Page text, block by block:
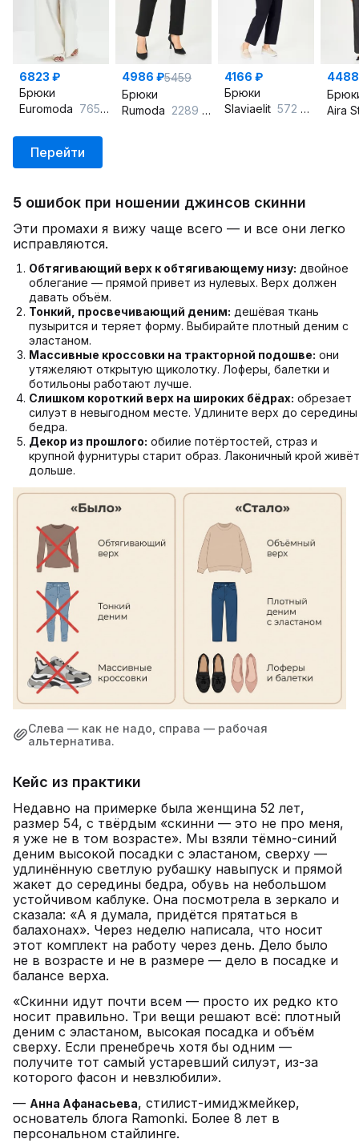
6823 ₽
Брюки
Euromoda 765 молочный
4986 ₽5459
Брюки
Rumoda 2289 черный
4166 ₽
Брюки
Slaviaelit 572 синий
Aira
Перейти
5 ошибок при ношении джинсов скинни
Эти промахи я вижу чаще всего — и все они легко
исправляются.
Обтягивающий верх к обтягивающему низу: двойное
облегание — прямой привет из нулевых. Верх должен
давать объём.
Тонкий, просвечивающий деним: дешёвая ткань
пузырится и теряет форму. Выбирайте плотный деним с
эластаном.
Массивные кроссовки на тракторной подошве: они
утяжеляют открытую щиколотку. Лоферы, балетки и
ботильоны работают лучше.
Слишком короткий верх на широких бёдрах: обрезает
силуэт в невыгодном месте. Удлините верх до середины
бедра.
Декор из прошлого: обилие потёртостей, страз и
крупной фурнитуры старит образ. Лаконичный крой живёт
дольше.
Слева — как не надо, справа — рабочая
альтернатива.
Кейс из практики
Недавно на примерке была женщина 52 лет,
размер 54, с твёрдым «скинни — это не про меня,
я уже не в том возрасте». Мы взяли тёмно-синий
деним высокой посадки с эластаном, сверху —
удлинённую светлую рубашку навыпуск и прямой
жакет до середины бедра, обувь на небольшом
устойчивом каблуке. Она посмотрела в зеркало и
сказала: «А я думала, придётся прятаться в
балахонах». Через неделю написала, что носит
этот комплект на работу через день. Дело было
не в возрасте и не в размере — дело в посадке и
балансе верха.
«Скинни идут почти всем — просто их редко кто
носит правильно. Три вещи решают всё: плотный
деним с эластаном, высокая посадка и объём
сверху. Если пренебречь хотя бы одним —
получите тот самый устаревший силуэт, из-за
которого фасон и невзлюбили».
— Анна Афанасьева, стилист-имиджмейкер,
основатель блога Ramonki. Более 8 лет в
персональном стайлинге.